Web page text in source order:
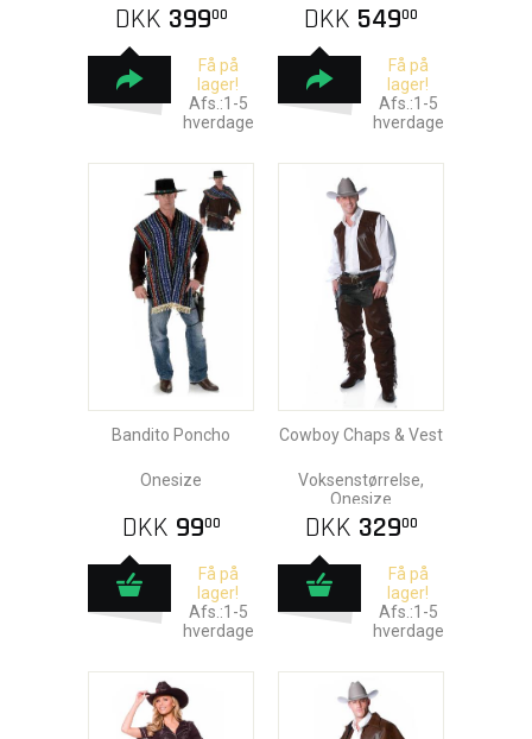
DKK 39900
Få på
lager!
Afs.:1-5
hverdage
DKK 54900
Få på
lager!
Afs.:1-5
hverdage
Bandito Poncho
Onesize
DKK 9900
Få på
lager!
Afs.:1-5
hverdage
Cowboy Chaps & Vest
Voksenstørrelse,
Onesize
DKK 32900
Få på
lager!
Afs.:1-5
hverdage